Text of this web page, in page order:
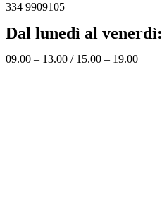
334 9909105
Dal lunedì al venerdì:
09.00 – 13.00 / 15.00 – 19.00